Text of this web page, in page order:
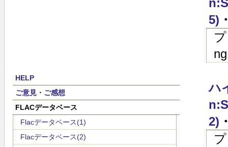
HELP
ご意見・ご感想
FLACデータベース
Flacデータベース(1)
Flacデータベース(2)
5)
ハ
2)